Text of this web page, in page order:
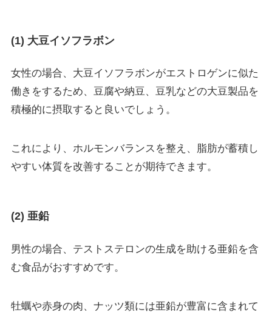
(1) 大豆イソフラボン
女性の場合、大豆イソフラボンがエストロゲンに似た
働きをするため、豆腐や納豆、豆乳などの大豆製品を
積極的に摂取すると良いでしょう。
これにより、ホルモンバランスを整え、脂肪が蓄積し
やすい体質を改善することが期待できます。
(2) 亜鉛
男性の場合、テストステロンの生成を助ける亜鉛を含
む食品がおすすめです。
牡蠣や赤身の肉、ナッツ類には亜鉛が豊富に含まれて